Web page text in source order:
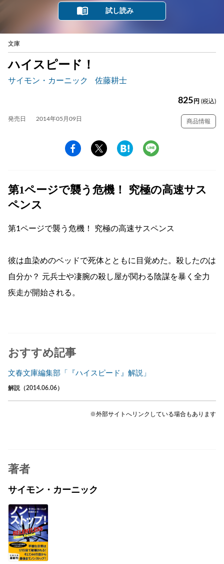
試し読み
文庫
ハイスピード！
サイモン・カーニック 佐藤耕士
825 円 (税込)
発売日 2014年05月09日 商品情報
第1ページで襲う危機！ 究極の高速サス
ペンス
第1ページで襲う危機！ 究極の高速サスペンス
彼は血染めのベッドで死体とともに目覚めた。殺したのは
自分か？ 元兵士や凄腕の殺し屋が関わる陰謀を暴く全力
疾走が開始される。
おすすめ記事
文春文庫編集部「『ハイスピード』解説」
解説（2014.06.06）
※外部サイトへリンクしている場合もあります
著者
サイモン・カーニック